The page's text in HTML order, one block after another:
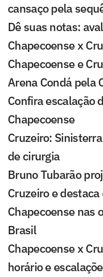
cansaço pela
Dê suas notas:
Chapecoense x
Chapecoense e
Arena Condá pela
Confira escalação
Chapecoense
Cruzeiro:
de cirurgia
Bruno Tubarão
Cruzeiro e
Chapecoense nas
Brasil
Chapecoense x
horário e